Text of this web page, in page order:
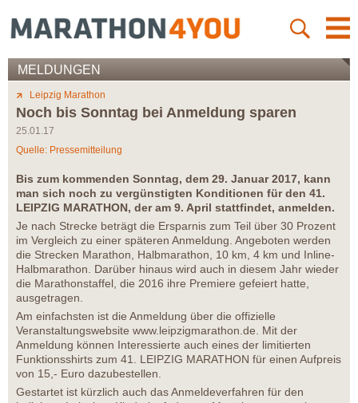
MELDUNGEN
Leipzig Marathon
Noch bis Sonntag bei Anmeldung sparen
25.01.17
Quelle: Pressemitteilung
Bis zum kommenden Sonntag, dem 29. Januar 2017, kann
man sich noch zu vergünstigten Konditionen für den 41.
LEIPZIG MARATHON, der am 9. April stattfindet, anmelden.
Je nach Strecke beträgt die Ersparnis zum Teil über 30 Prozent
im Vergleich zu einer späteren Anmeldung. Angeboten werden
die Strecken Marathon, Halbmarathon, 10 km, 4 km und Inline-
Halbmarathon. Darüber hinaus wird auch in diesem Jahr wieder
die Marathonstaffel, die 2016 ihre Premiere gefeiert hatte,
ausgetragen.
Am einfachsten ist die Anmeldung über die offizielle
Veranstaltungswebsite www.leipzigmarathon.de. Mit der
Anmeldung können Interessierte auch eines der limitierten
Funktionsshirts zum 41. LEIPZIG MARATHON für einen Aufpreis
von 15,- Euro dazubestellen.
Gestartet ist kürzlich auch das Anmeldeverfahren für den